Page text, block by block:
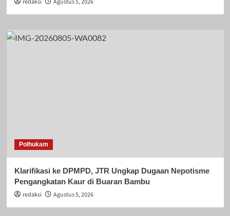
redaksi
Agustus 5, 2026
Polhukam
Klarifikasi ke DPMPD, JTR Ungkap Dugaan Nepotisme
Pengangkatan Kaur di Buaran Bambu
redaksi
Agustus 5, 2026